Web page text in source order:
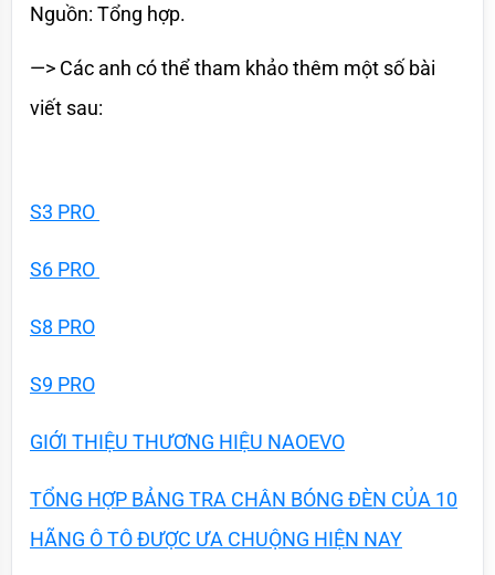
Nguồn: Tổng hợp.
—> Các anh có thể tham khảo thêm một số bài
viết sau:
S3 PRO
S6 PRO
S8 PRO
S9 PRO
GIỚI THIỆU THƯƠNG HIỆU NAOEVO
TỔNG HỢP BẢNG TRA CHÂN BÓNG ĐÈN CỦA 10
HÃNG Ô TÔ ĐƯỢC ƯA CHUỘNG HIỆN NAY